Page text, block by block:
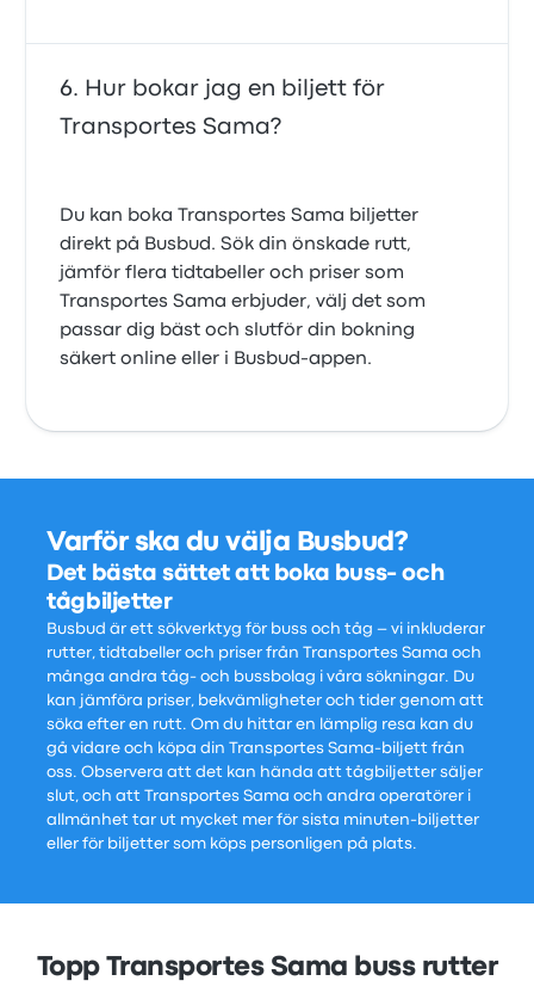
Hur bokar jag en biljett för
Transportes Sama?
Du kan boka Transportes Sama biljetter
direkt på Busbud. Sök din önskade rutt,
jämför flera tidtabeller och priser som
Transportes Sama erbjuder, välj det som
passar dig bäst och slutför din bokning
säkert online eller i Busbud-appen.
Varför ska du välja Busbud?
Det bästa sättet att boka buss- och
tågbiljetter
Busbud är ett sökverktyg för buss och tåg – vi inkluderar
rutter, tidtabeller och priser från Transportes Sama och
många andra tåg- och bussbolag i våra sökningar. Du
kan jämföra priser, bekvämligheter och tider genom att
söka efter en rutt. Om du hittar en lämplig resa kan du
gå vidare och köpa din Transportes Sama-biljett från
oss. Observera att det kan hända att tågbiljetter säljer
slut, och att Transportes Sama och andra operatörer i
allmänhet tar ut mycket mer för sista minuten-biljetter
eller för biljetter som köps personligen på plats.
Topp Transportes Sama buss rutter